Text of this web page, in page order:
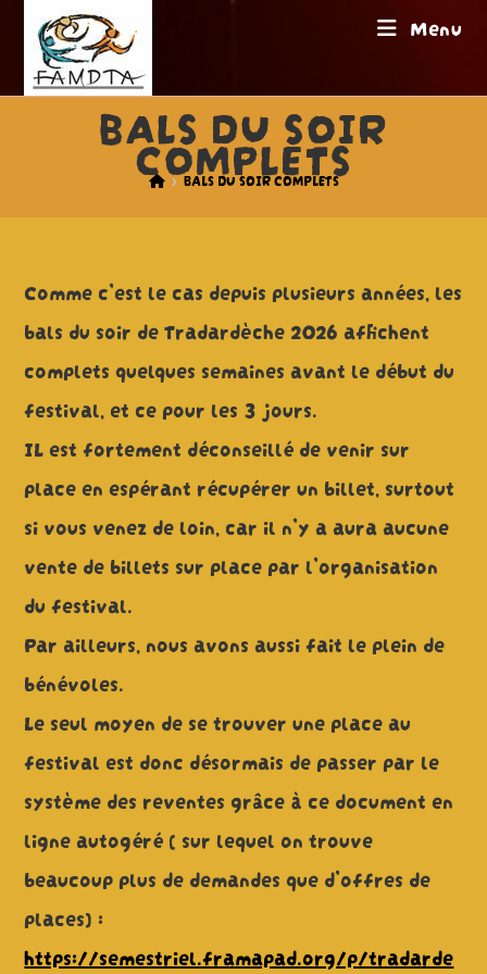
content
Menu
BALS DU SOIR
COMPLETS
> BALS DU SOIR COMPLETS
Comme c’est le cas depuis plusieurs années, les
bals du soir de Tradardèche 2026 affichent
complets quelques semaines avant le début du
festival, et ce pour les 3 jours.
IL est fortement déconseillé de venir sur
place en espérant récupérer un billet, surtout
si vous venez de loin, car il n’y a aura aucune
vente de billets sur place par l’organisation
du festival.
Par ailleurs, nous avons aussi fait le plein de
bénévoles.
Le seul moyen de se trouver une place au
festival est donc désormais de passer par le
système des reventes grâce à ce document en
ligne autogéré ( sur lequel on trouve
beaucoup plus de demandes que d’offres de
places) :
https://semestriel.framapad.org/p/tradarde